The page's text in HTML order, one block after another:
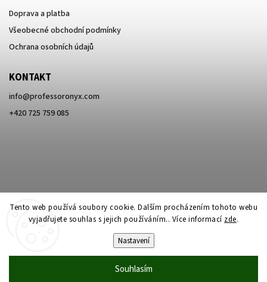
Tento web používá soubory cookie. Dalším procházením tohoto webu
vyjadřujete souhlas s jejich používáním.. Více informací zde.
Nastavení
Souhlasím
Doprava a platba
Všeobecné obchodní podmínky
Ochrana osobních údajů
KONTAKT
info@professoronyx.com
+420 725 759 085
Professor Onyx. Všechna práva vyhrazena.